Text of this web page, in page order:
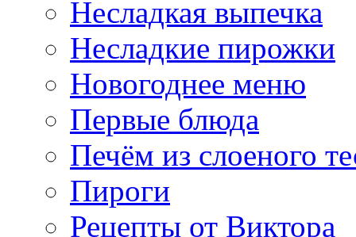
Несладкая выпечка
Несладкие пирожки
Новогоднее меню
Первые блюда
Печём из слоеного
Пироги
Рецепты от Виктора